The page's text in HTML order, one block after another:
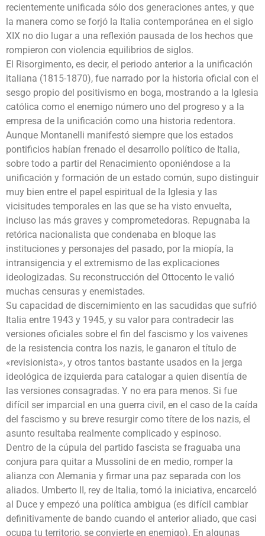
recientemente unificada sólo dos generaciones antes, y que
la manera como se forjó la Italia contemporánea en el siglo
XIX no dio lugar a una reflexión pausada de los hechos que
rompieron con violencia equilibrios de siglos.
El Risorgimento, es decir, el periodo anterior a la unificación
italiana (1815-1870), fue narrado por la historia oficial con el
sesgo propio del positivismo en boga, mostrando a la Iglesia
católica como el enemigo número uno del progreso y a la
empresa de la unificación como una historia redentora.
Aunque Montanelli manifestó siempre que los estados
pontificios habían frenado el desarrollo político de Italia,
sobre todo a partir del Renacimiento oponiéndose a la
unificación y formación de un estado común, supo distinguir
muy bien entre el papel espiritual de la Iglesia y las
vicisitudes temporales en las que se ha visto envuelta,
incluso las más graves y comprometedoras. Repugnaba la
retórica nacionalista que condenaba en bloque las
instituciones y personajes del pasado, por la miopía, la
intransigencia y el extremismo de las explicaciones
ideologizadas. Su reconstrucción del Ottocento le valió
muchas censuras y enemistades.
Su capacidad de discernimiento en las sacudidas que sufrió
Italia entre 1943 y 1945, y su valor para contradecir las
versiones oficiales sobre el fin del fascismo y los vaivenes
de la resistencia contra los nazis, le ganaron el título de
«revisionista», y otros tantos bastante usados en la jerga
ideológica de izquierda para catalogar a quien disentía de
las versiones consagradas. Y no era para menos. Si fue
difícil ser imparcial en una guerra civil, en el caso de la caída
del fascismo y su breve resurgir como títere de los nazis, el
asunto resultaba realmente complicado y espinoso.
Dentro de la cúpula del partido fascista se fraguaba una
conjura para quitar a Mussolini de en medio, romper la
alianza con Alemania y firmar una paz separada con los
aliados. Umberto II, rey de Italia, tomó la iniciativa, encarceló
al Duce y empezó una política ambigua (es difícil cambiar
definitivamente de bando cuando el anterior aliado, que casi
ocupa tu territorio, se convierte en enemigo). En algunas